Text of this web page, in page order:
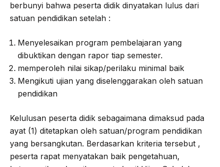
berbunyi bahwa peserta didik dinyatakan lulus dari
satuan pendidikan setelah :
Menyelesaikan program pembelajaran yang
dibuktikan dengan rapor tiap semester.
memperoleh nilai sikap/perilaku minimal baik
Mengikuti ujian yang diselenggarakan oleh satuan
pendidikan
Kelulusan peserta didik sebagaimana dimaksud pada
ayat (1) ditetapkan oleh satuan/program pendidikan
yang bersangkutan. Berdasarkan kriteria tersebut ,
peserta rapat menyatakan baik pengetahuan,